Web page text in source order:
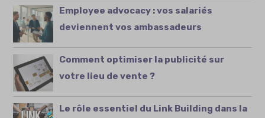
Employee advocacy : vos salariés
deviennent vos ambassadeurs
Comment optimiser la publicité sur
votre lieu de vente ?
Le rôle essentiel du Link Building dans la